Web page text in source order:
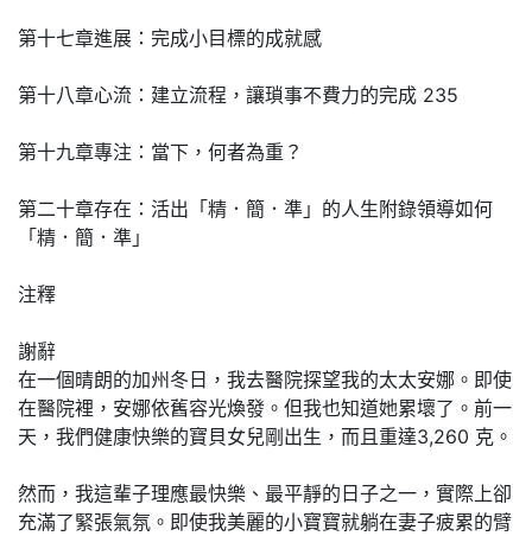
第十七章進展：完成小目標的成就感
第十八章心流：建立流程，讓瑣事不費力的完成 235
第十九章專注：當下，何者為重？
第二十章存在：活出「精．簡．準」的人生附錄領導如何
「精．簡．準」
注釋
謝辭
在一個晴朗的加州冬日，我去醫院探望我的太太安娜。即使
在醫院裡，安娜依舊容光煥發。但我也知道她累壞了。前一
天，我們健康快樂的寶貝女兒剛出生，而且重達3,260 克。
然而，我這輩子理應最快樂、最平靜的日子之一，實際上卻
充滿了緊張氣氛。即使我美麗的小寶寶就躺在妻子疲累的臂